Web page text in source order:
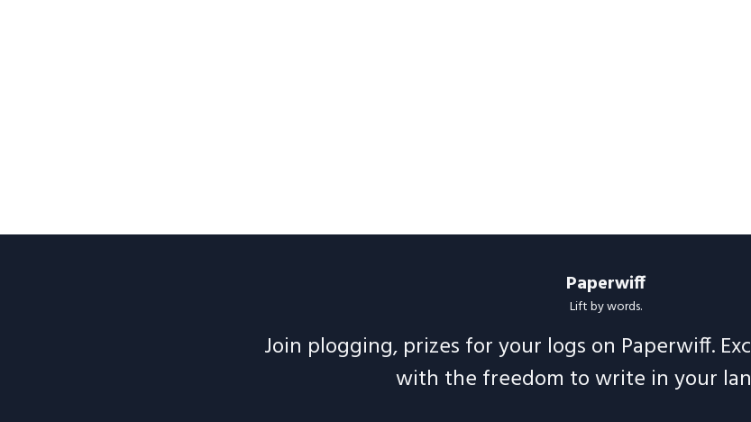
Paperwiff
Lift by words.
Join plogging, prizes for your logs on Paperwiff.
with the freedom to write in your